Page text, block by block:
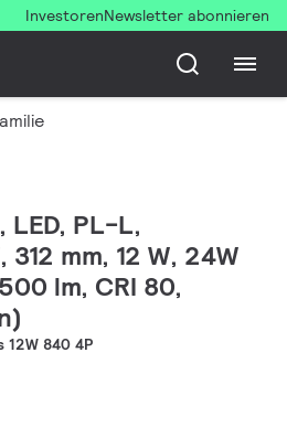
InvestorenNewsletter abonnieren
LED, PL-L,
mm, 12 W, 24W
lm, CRI 80,
12W 840 4P